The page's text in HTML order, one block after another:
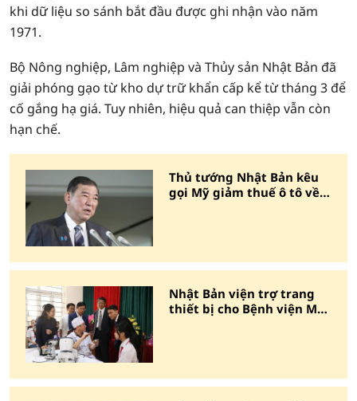
khi dữ liệu so sánh bắt đầu được ghi nhận vào năm
1971.
Bộ Nông nghiệp, Lâm nghiệp và Thủy sản Nhật Bản đã
giải phóng gạo từ kho dự trữ khẩn cấp kể từ tháng 3 để
cố gắng hạ giá. Tuy nhiên, hiệu quả can thiệp vẫn còn
hạn chế.
Thủ tướng Nhật Bản kêu
gọi Mỹ giảm thuế ô tô về
Nhật Bản viện trợ trang
thiết bị cho Bệnh viện Mắt